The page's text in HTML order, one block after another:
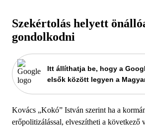
Szekértolás helyett
gondolkodni
Itt állíthatja be, hogy a
elsők között legyen a
Kovács „Kokó” István szerint ha a
erőpolitizálással, elveszítheti a következő